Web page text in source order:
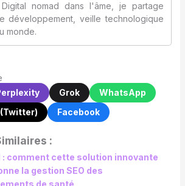
nomad dans l'âme, je partage
développement, veille technologique
monde.
Grok
WhatsApp
Facebook
:
: comment cette solution innovante
la gestion SEO des